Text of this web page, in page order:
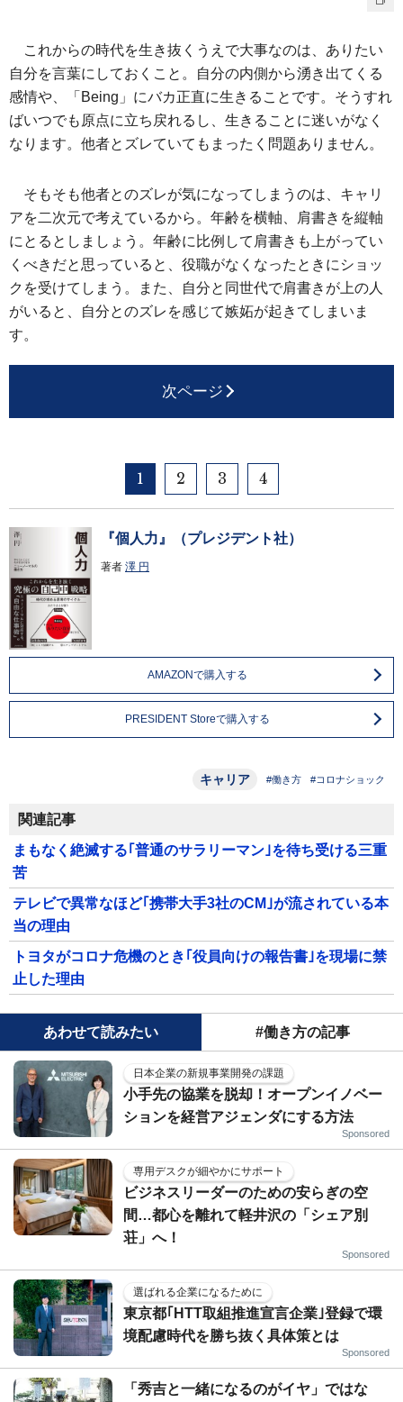
これからの時代を生き抜くうえで大事なのは、ありたい
自分を言葉にしておくこと。自分の内側から湧き出てくる
感情や、「Being」にバカ正直に生きることです。そうすれ
ばいつでも原点に立ち戻れるし、生きることに迷いがなく
なります。他者とズレていてもまったく問題ありません。
そもそも他者とのズレが気になってしまうのは、キャリ
アを二次元で考えているから。年齢を横軸、肩書きを縦軸
にとるとしましょう。年齢に比例して肩書きも上がってい
くべきだと思っていると、役職がなくなったときにショッ
クを受けてしまう。また、自分と同世代で肩書きが上の人
がいると、自分とのズレを感じて嫉妬が起きてしまいま
す。
次ページ
1 2 3 4
『個人力』（プレジデント社）
著者 澤 円
AMAZONで購入する
PRESIDENT Storeで購入する
キャリア #働き方 #コロナショック
関連記事
まもなく絶滅する｢普通のサラリーマン｣を待ち受ける三重
苦
テレビで異常なほど｢携帯大手3社のCM｣が流されている本
当の理由
トヨタがコロナ危機のとき｢役員向けの報告書｣を現場に禁
止した理由
あわせて読みたい #働き方の記事
日本企業の新規事業開発の課題
小手先の協業を脱却！オープンイノベー
ションを経営アジェンダにする方法
Sponsored
専用デスクが細やかにサポート
ビジネスリーダーのための安らぎの空
間…都心を離れて軽井沢の「シェア別
荘」へ！
Sponsored
選ばれる企業になるために
東京都｢HTT取組推進宣言企業｣登録で環
境配慮時代を勝ち抜く具体策とは
Sponsored
「秀吉と一緒になるのがイヤ」ではな